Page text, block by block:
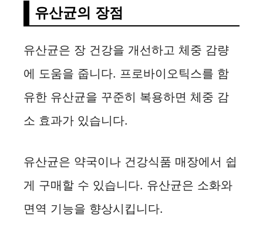
유산균의 장점
유산균은 장 건강을 개선하고 체중 감량
에 도움을 줍니다. 프로바이오틱스를 함
유한 유산균을 꾸준히 복용하면 체중 감
소 효과가 있습니다.
유산균은 약국이나 건강식품 매장에서 쉽
게 구매할 수 있습니다. 유산균은 소화와
면역 기능을 향상시킵니다.